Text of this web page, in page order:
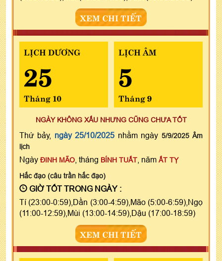
XEM CHI TIẾT
LỊCH DƯƠNG
25
Tháng 10
LỊCH ÂM
5
Tháng 9
NGÀY KHÔNG XẤU NHƯNG CŨNG CHƯA TỐT
Thứ bảy, ngày 25/10/2025 nhằm ngày 5/9/2025 Âm
lịch
Ngày ĐINH MÃO , tháng BÍNH TUẤT , năm ẤT TỴ
Hắc đạo (câu trần hắc đạo)
GIỜ TỐT TRONG NGÀY :
Tí (23:00-0:59),Dần (3:00-4:59),Mão (5:00-6:59),Ngọ
(11:00-12:59),Mùi (13:00-14:59),Dậu (17:00-18:59)
XEM CHI TIẾT